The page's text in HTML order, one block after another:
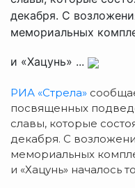
декабря. С
мемориальных
и «Хацунь» ...
РИА «Стрела»
посвященных
славы, которые
декабря. С
мемориальных
и «Хацунь» началось